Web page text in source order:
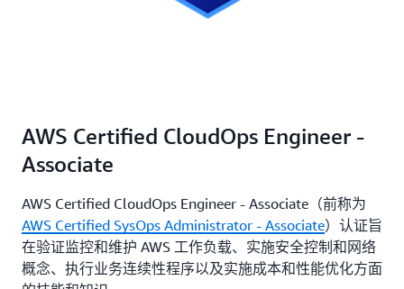
AWS Certified CloudOps Engineer -
Associate
AWS Certified CloudOps Engineer - Associate（前称为
AWS Certified SysOps Administrator - Associate）认证旨
在验证监控和维护 AWS 工作负载、实施安全控制和网络
概念、执行业务连续性程序以及实施成本和性能优化方面